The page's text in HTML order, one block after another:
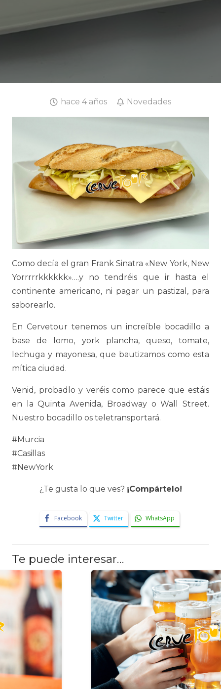
hace 4 años Novedades
Como decía el gran Frank Sinatra «New York, New
Yorrrrrkkkkkk»….y no tendréis que ir hasta el
continente americano, ni pagar un pastizal, para
saborearlo.
En Cervetour tenemos un increíble bocadillo a
base de lomo, york plancha, queso, tomate,
lechuga y mayonesa, que bautizamos como esta
mítica ciudad.
Venid, probadlo y veréis como parece que estáis
en la Quinta Avenida, Broadway o Wall Street.
Nuestro bocadillo os teletransportará.
#Murcia
#Casillas
#NewYork
¿Te gusta lo que ves? ¡Compártelo!
Facebook Twitter WhatsApp
Te puede interesar…